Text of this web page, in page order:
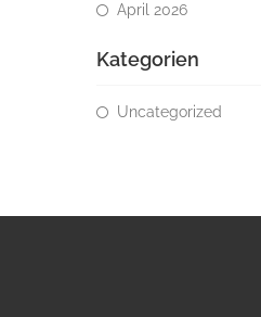
April 2026
Kategorien
Uncategorized